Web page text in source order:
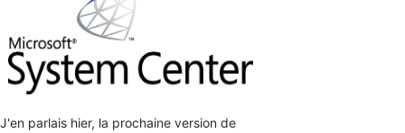
J'en parlais hier, la prochaine version de